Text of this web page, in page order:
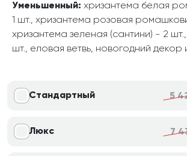
Уменьшенный: хризантема белая
1 шт., хризантема розовая
хризантема зеленая (сантини) - 2
шт., еловая ветвь, новогодний декор
Стандартный 5
Люкс 7